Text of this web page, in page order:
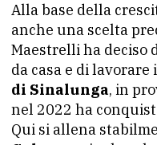
Alla base della
anche una scelta
Maestrelli ha deciso
da casa e di lavorare
di Sinalunga, in
nel 2022 ha
Qui si allena